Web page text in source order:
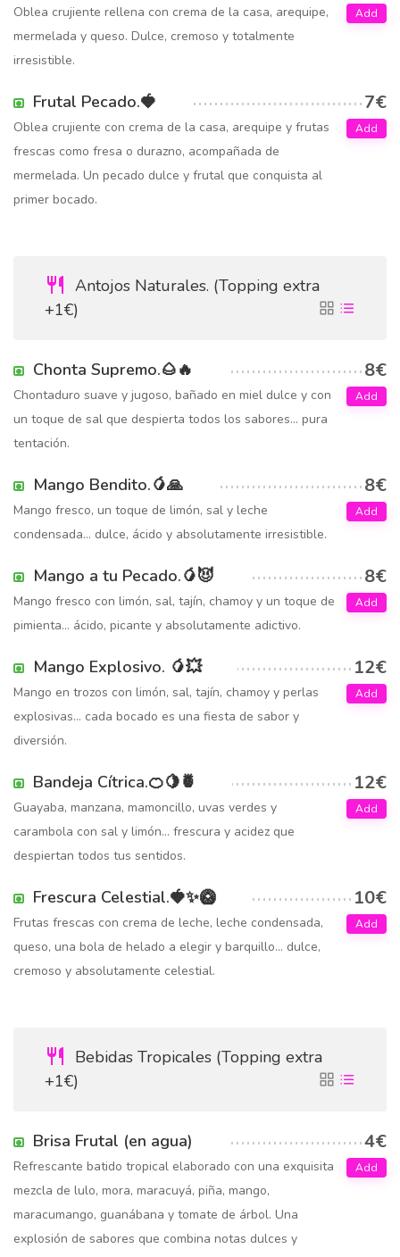
Oblea crujiente rellena con crema de la casa, arequipe,
mermelada y queso. Dulce, cremoso y totalmente
irresistible.
Add
Frutal Pecado.🍓 7€
Oblea crujiente con crema de la casa, arequipe y frutas
frescas como fresa o durazno, acompañada de
mermelada. Un pecado dulce y frutal que conquista al
primer bocado.
Add
Antojos Naturales. (Topping extra
+1€)
Chonta Supremo.🌰🔥 8€
Chontaduro suave y jugoso, bañado en miel dulce y con
un toque de sal que despierta todos los sabores… pura
tentación.
Add
Mango Bendito.🥭🙏 8€
Mango fresco, un toque de limón, sal y leche
condensada… dulce, ácido y absolutamente irresistible.
Add
Mango a tu Pecado.🥭😈 8€
Mango fresco con limón, sal, tajín, chamoy y un toque de
pimienta… ácido, picante y absolutamente adictivo.
Add
Mango Explosivo. 🥭💥 12€
Mango en trozos con limón, sal, tajín, chamoy y perlas
explosivas… cada bocado es una fiesta de sabor y
diversión.
Add
Bandeja Cítrica.🍊🍋🍍 12€
Guayaba, manzana, mamoncillo, uvas verdes y
carambola con sal y limón… frescura y acidez que
despiertan todos tus sentidos.
Add
Frescura Celestial.🍓✨🥝 10€
Frutas frescas con crema de leche, leche condensada,
queso, una bola de helado a elegir y barquillo… dulce,
cremoso y absolutamente celestial.
Add
Bebidas Tropicales (Topping extra
+1€)
Brisa Frutal (en agua) 4€
Refrescante batido tropical elaborado con una exquisita
mezcla de lulo, mora, maracuyá, piña, mango,
maracumango, guanábana y tomate de árbol. Una
explosión de sabores que combina notas dulces y
Add